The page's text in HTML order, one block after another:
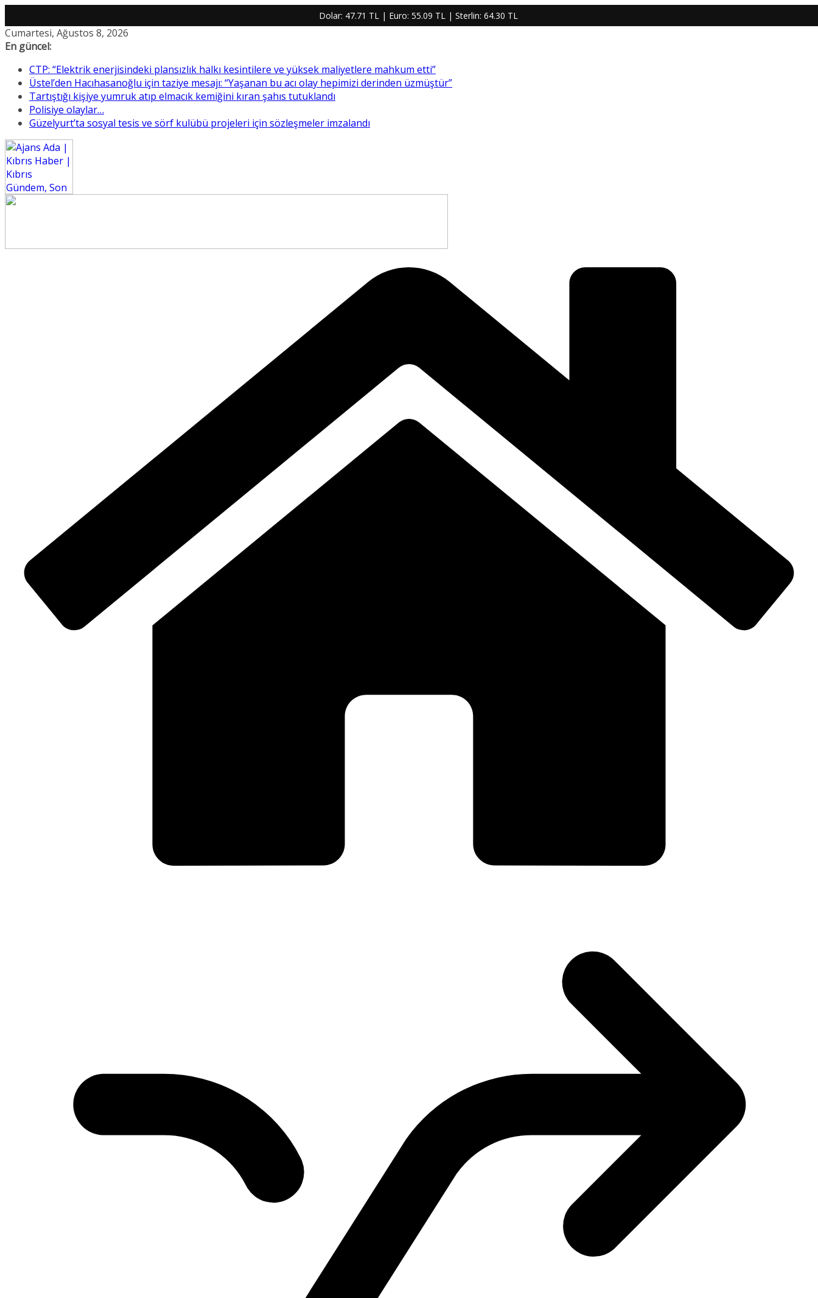
Dolar: 47.71 TL| Euro: 55.09 TL| Sterlin: 64.30 TL
Skip
to
Cumartesi, Ağustos 8, 2026
En güncel:
CTP: “Elektrik enerjisindeki plansızlık halkı kesintilere ve yüksek maliyetlere mahkum etti”
Üstel’den Hacıhasanoğlu için taziye mesajı: “Yaşanan bu acı olay hepimizi derinden üzmüştür”
Tartıştığı kişiye yumruk atıp elmacık kemiğini kıran şahıs tutuklandı
Polisiye olaylar…
Güzelyurt’ta sosyal tesis ve sörf kulübü projeleri için sözleşmeler imzalandı